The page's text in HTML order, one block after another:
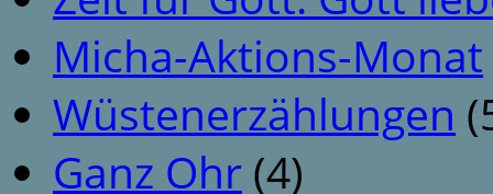
Micha-Aktions-Monat
Wüstenerzählungen
Ganz Ohr (4)